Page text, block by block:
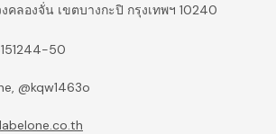
คลองจั่น เขตบางกะปิ กรุงเทพฯ 10240
50
@kqw1463o